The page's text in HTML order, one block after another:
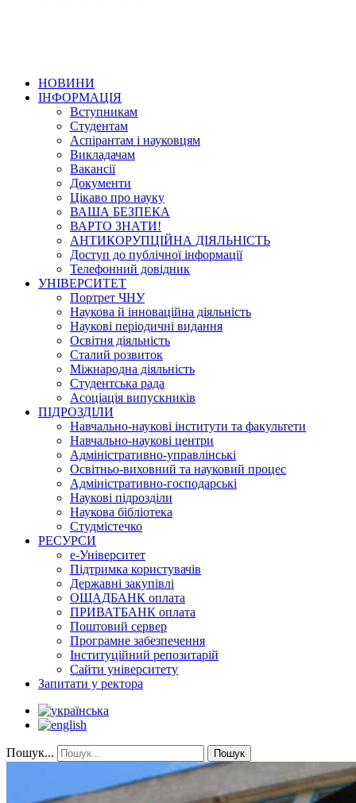
НОВИНИ
ІНФОРМАЦІЯ
Вступникам
Студентам
Аспірантам і науковцям
Викладачам
Вакансії
Документи
Цікаво про науку
ВАША БЕЗПЕКА
ВАРТО ЗНАТИ!
АНТИКОРУПЦІЙНА ДІЯЛЬНІСТЬ
Доступ до публічної інформації
Телефонний довідник
УНІВЕРСИТЕТ
Портрет ЧНУ
Наукова й інноваційна діяльність
Наукові періодичні видання
Освітня діяльність
Сталий розвиток
Міжнародна діяльність
Студентська рада
Асоціація випускників
ПІДРОЗДІЛИ
Навчально-наукові інститути та факультети
Навчально-наукові центри
Адміністративно-управлінські
Освітньо-виховний та науковий процес
Адміністративно-господарські
Наукові підрозділи
Наукова бібліотека
Студмістечко
РЕСУРСИ
е-Університет
Підтримка користувачів
Державні закупівлі
ОЩАДБАНК оплата
ПРИВАТБАНК оплата
Поштовий сервер
Програмне забезпечення
Інституційний репозитарій
Сайти університету
Запитати у ректора
Пошук... Пошук